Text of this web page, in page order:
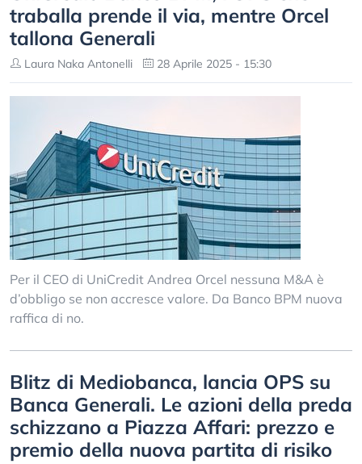
traballa prende il via, mentre Orcel
tallona Generali
Laura Naka Antonelli 28 Aprile 2025 - 15:30
Per il CEO di UniCredit Andrea Orcel nessuna M&A è
d’obbligo se non accresce valore. Da Banco BPM nuova
raffica di no.
Blitz di Mediobanca, lancia OPS su
Banca Generali. Le azioni della preda
schizzano a Piazza Affari: prezzo e
premio della nuova partita di risiko